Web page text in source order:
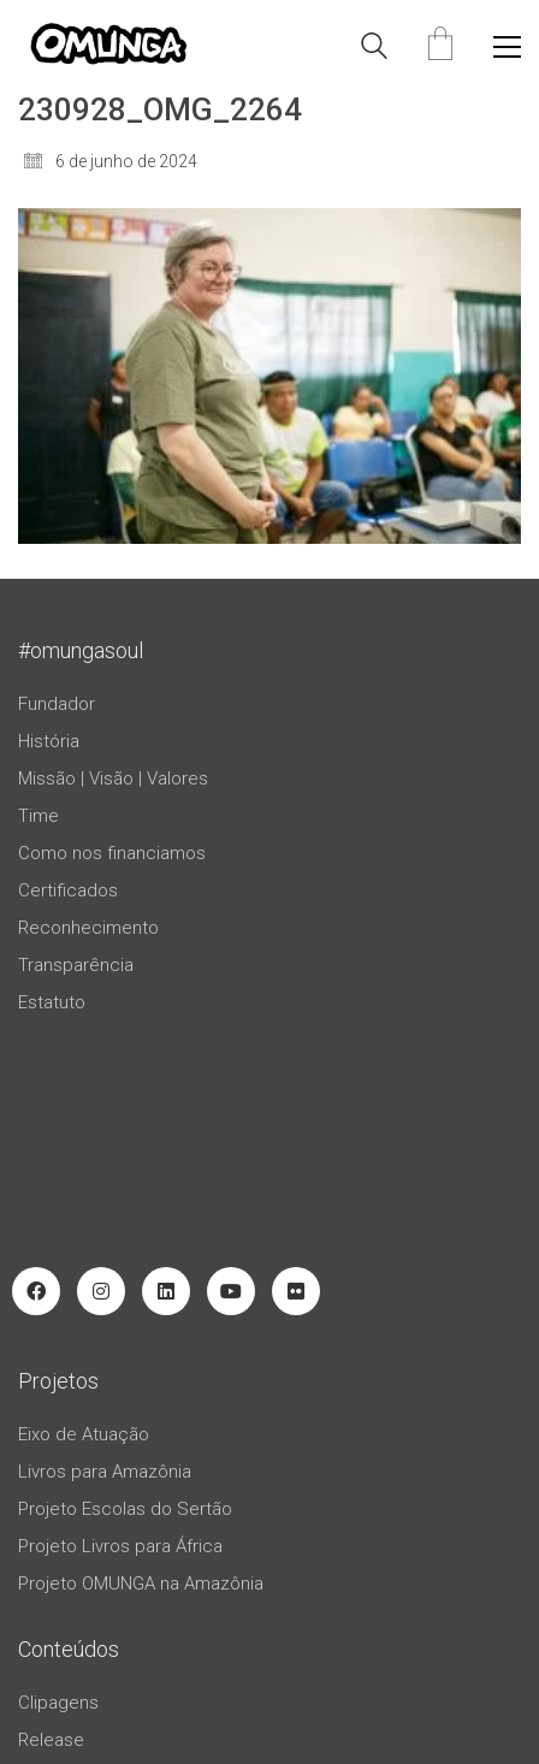
230928_OMG_2264
6 de junho de 2024
#omungasoul
Fundador
História
Missão | Visão | Valores
Time
Como nos financiamos
Certificados
Reconhecimento
Transparência
Estatuto
Projetos
Eixo de Atuação
Livros para Amazônia
Projeto Escolas do Sertão
Projeto Livros para África
Projeto OMUNGA na Amazônia
Conteúdos
Clipagens
Release